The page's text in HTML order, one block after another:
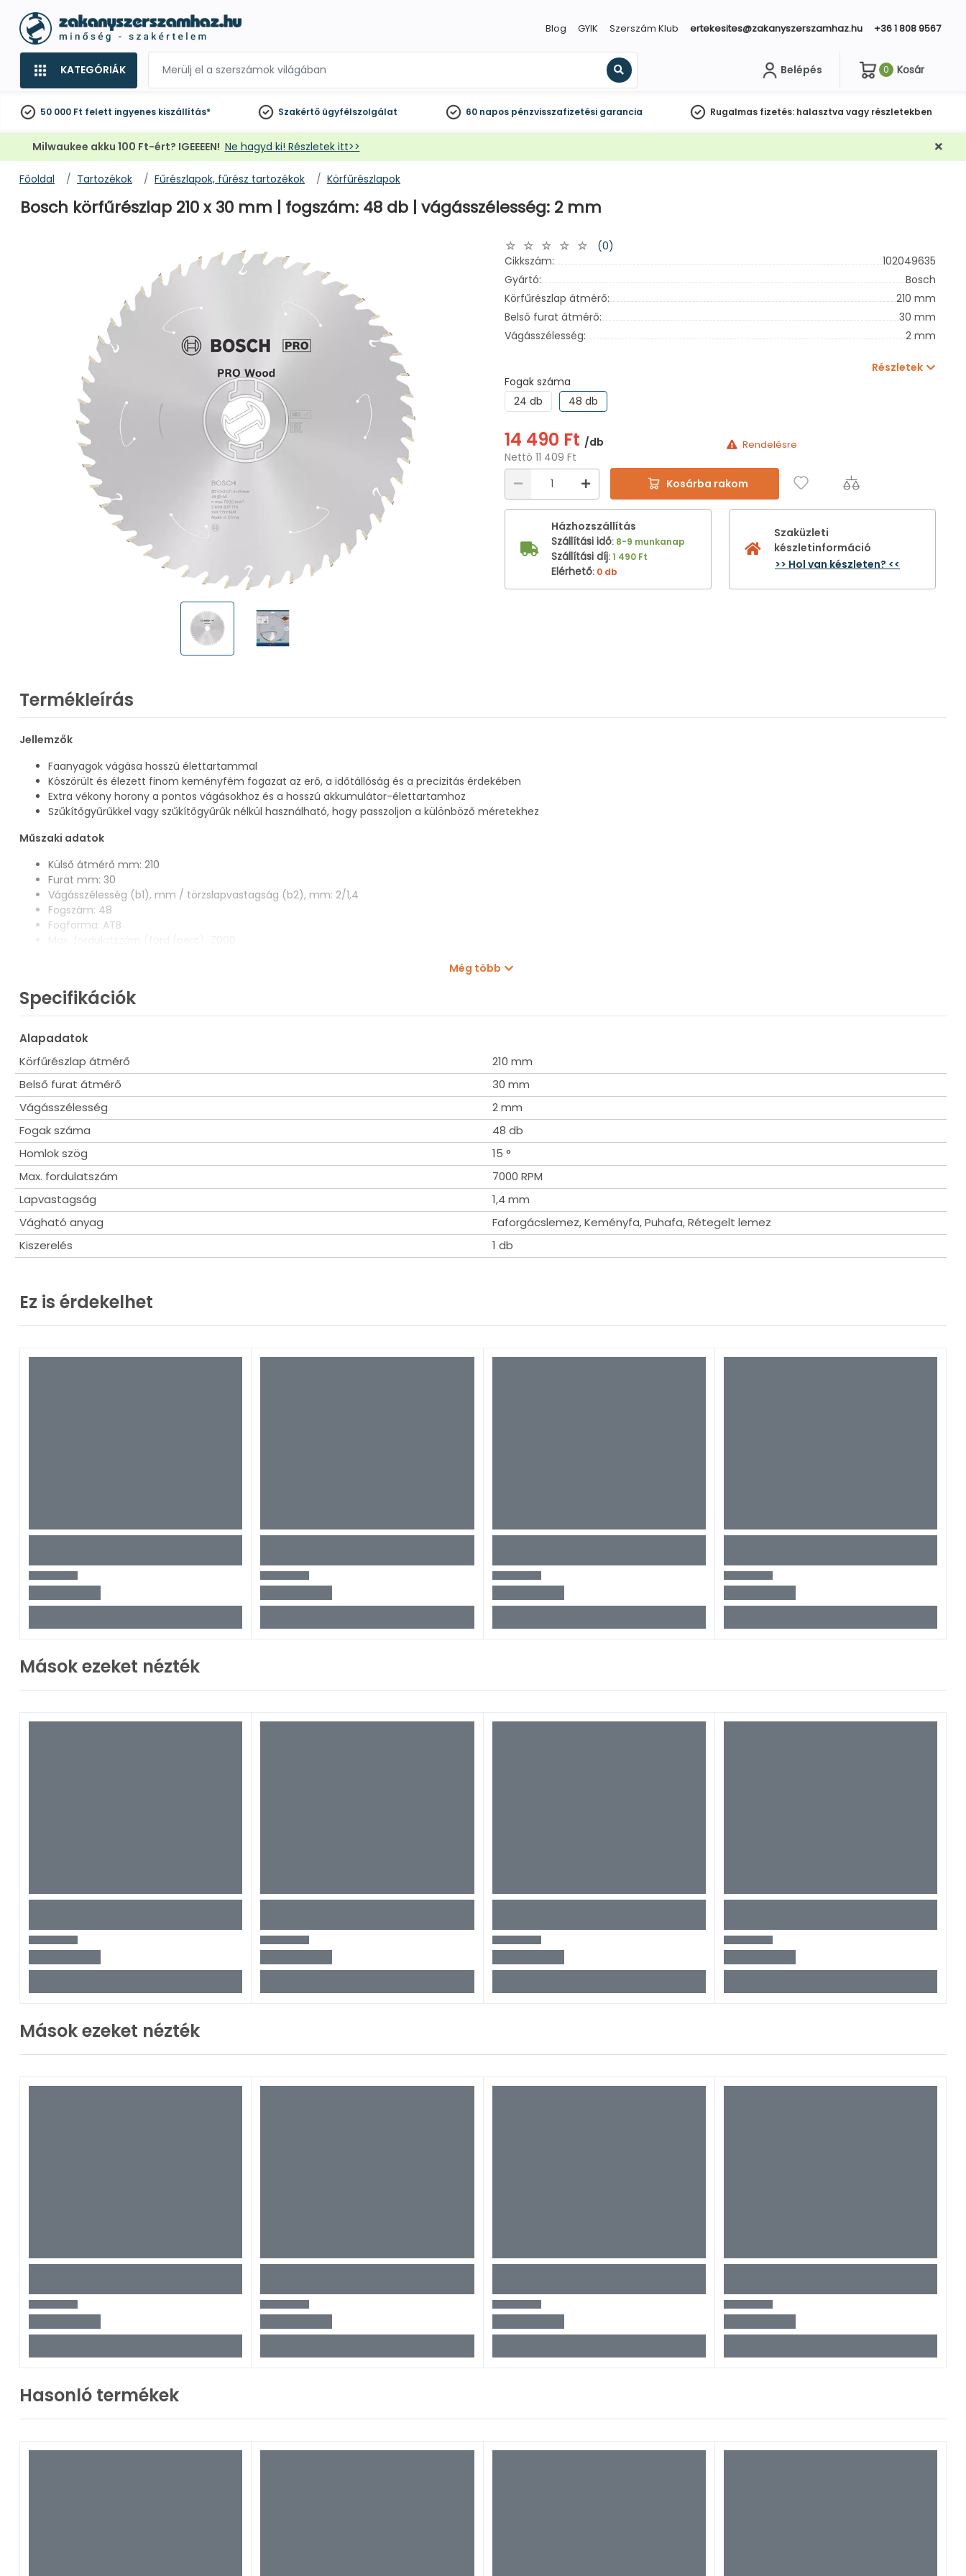
Blog GYIK Szerszám Klub ertekesites@zakanyszerszamhaz.hu +36 1 808 9567
KATEGÓRIÁK
Keresés
Belépés 0 Kosár
50 000 Ft felett ingyenes kiszállítás* Szakértő ügyfélszolgálat 60 napos pénzvisszafizetési garancia Rugalmas fizetés: halasztva vagy részletekben
Milwaukee akku 100 Ft-ért? IGEEEEN! Ne hagyd ki! Részletek itt>>
Főoldal Tartozékok Fűrészlapok, fűrész tartozékok Körfűrészlapok
Bosch körfűrészlap 210 x 30 mm | fogszám: 48 db | vágásszélesség: 2 mm
(0)
Cikkszám:
102049635
Gyártó:
Bosch
Körfűrészlap átmérő:
210 mm
Belső furat átmérő:
30 mm
Vágásszélesség:
2 mm
Részletek
Fogak száma
24 db
48 db
14 490 Ft /db
Nettó 11 409 Ft
Rendelésre
Kosárba rakom
Házhozszállítás
Szállítási idő: 8-9 munkanap
Szállítási díj:1 490 Ft
Elérhető: 0 db
Szaküzleti
készletinformáció
>> Hol van készleten? <<
Termékleírás
Jellemzők
Faanyagok vágása hosszú élettartammal
Köszörült és élezett finom keményfém fogazat az erő, a időtállóság és a precizitás érdekében
Extra vékony horony a pontos vágásokhoz és a hosszú akkumulátor-élettartamhoz
Szűkítőgyűrűkkel vagy szűkítőgyűrűk nélkül használható, hogy passzoljon a különböző méretekhez
Műszaki adatok
Külső átmérő mm: 210
Furat mm: 30
Vágásszélesség (b1), mm / törzslapvastagság (b2), mm: 2/1,4
Fogszám: 48
Fogforma: ATB
Felhasználási terület:
Puhafa
Zsaludeszkák
Faforgácslemez
Rétegelt lemez
Még több
Specifikációk
Alapadatok
Körfűrészlap átmérő
210 mm
Belső furat átmérő
30 mm
Vágásszélesség
2 mm
Fogak száma
48 db
Homlok szög
15 °
Max. fordulatszám
7000 RPM
Lapvastagság
1,4 mm
Vágható anyag
Faforgácslemez, Keményfa, Puhafa, Rétegelt lemez
Kiszerelés
1 db
Ez is érdekelhet
Mások ezeket nézték
Mások ezeket nézték
Hasonló termékek